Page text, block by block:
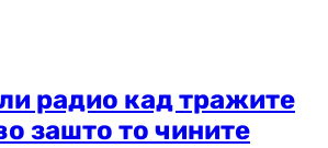
радио кад тражите
зашто то чините